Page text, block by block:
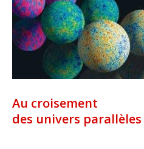
Au croisement
des univers parallèles